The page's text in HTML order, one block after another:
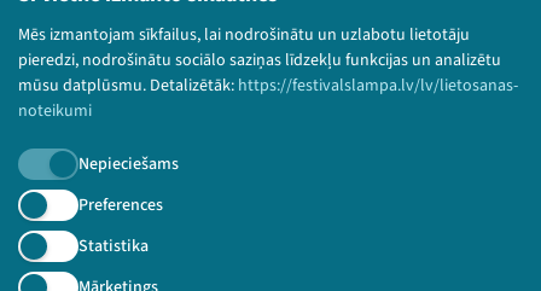
Mēs izmantojam sīkfailus, lai nodrošinātu un uzlabotu lietotāju
pieredzi, nodrošinātu sociālo saziņas līdzekļu funkcijas un analizētu
mūsu datplūsmu. Detalizētāk: https://festivalslampa.lv/lv/lietosanas-
noteikumi
Nepieciešams
Preferences
Statistika
paturētas.
Piesakies jaunumiem!
Nepalaid garām aktuālāko informāciju!